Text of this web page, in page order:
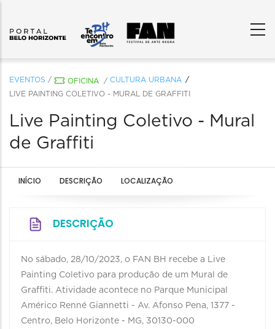
EVENTOS / OFICINA / CULTURA URBANA
LIVE PAINTING COLETIVO - MURAL DE GRAFFITI
Live Painting Coletivo - Mural
de Graffiti
INÍCIO DESCRIÇÃO LOCALIZAÇÃO
DESCRIÇÃO
No sábado, 28/10/2023, o FAN BH recebe a Live
Painting Coletivo para produção de um Mural de
Graffiti. Atividade acontece no Parque Municipal
Américo Renné Giannetti - Av. Afonso Pena, 1377 -
Centro, Belo Horizonte - MG, 30130-000